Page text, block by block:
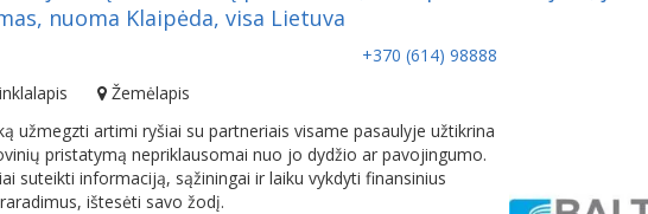
nuoma Klaipėda, visa Lietuva
+370 (614) 98888
Žemėlapis
užmegzti artimi ryšiai su partneriais visame pasaulyje užtikrina
pristatymą nepriklausomai nuo jo dydžio ar pavojingumo.
suteikti informaciją, sąžiningai ir laiku vykdyti finansinius
ištesėti savo žodį.